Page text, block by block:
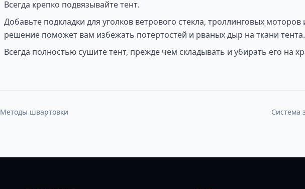
Всегда крепко подвязывайте тент.
Добавьте подкладки для уголков ветрового стекла, троллинговых моторов
решение поможет вам избежать потертостей и рваных дыр на ткани тента.
Всегда полностью сушите тент, прежде чем складывать и убирать его на
Методы швартовки Система